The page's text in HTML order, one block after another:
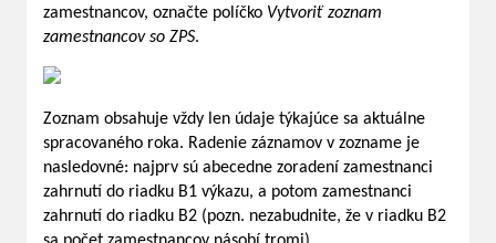
zamestnancov, označte políčko Vytvoriť zoznam
zamestnancov so ZPS.
Zoznam obsahuje vždy len údaje týkajúce sa aktuálne
spracovaného roka. Radenie záznamov v zozname je
nasledovné: najprv sú abecedne zoradení zamestnanci
zahrnutí do riadku B1 výkazu, a potom zamestnanci
zahrnutí do riadku B2 (pozn. nezabudnite, že v riadku B2